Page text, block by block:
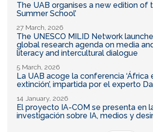
The UAB organises a new edition of
Summer School’
27 March, 2026
The UNESCO MILID Network
global research agenda on media
literacy and intercultural dialogue
5 March, 2026
La UAB acoge la conferencia ‘África
extinción’, impartida por el experto
14 January, 2026
El proyecto IA-COM se presenta en
investigación sobre IA, medios y